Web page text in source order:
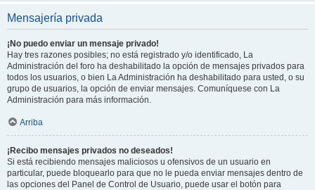
Mensajería privada
¡No puedo enviar un mensaje privado!
Hay tres razones posibles; no está registrado y/o identificado, La
Administración del foro ha deshabilitado la opción de mensajes privados para
todos los usuarios, o bien La Administración ha deshabilitado para usted, o su
grupo de usuarios, la opción de enviar mensajes. Comuníquese con La
Administración para más información.
Arriba
¡Recibo mensajes privados no deseados!
Si está recibiendo mensajes maliciosos u ofensivos de un usuario en
particular, puede bloquearlo para que no le pueda enviar mensajes dentro de
las opciones del Panel de Control de Usuario, puede usar el botón para